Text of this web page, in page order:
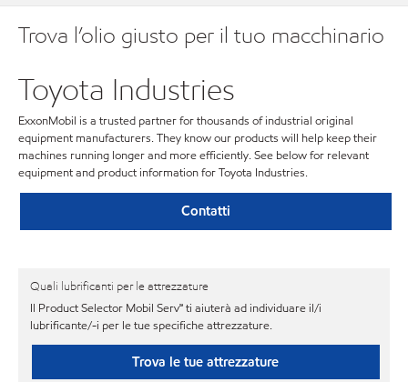
Trova l’olio giusto per il tuo macchinario
Toyota Industries
ExxonMobil is a trusted partner for thousands of industrial original
equipment manufacturers. They know our products will help keep their
machines running longer and more efficiently. See below for relevant
equipment and product information for Toyota Industries.
Contatti
Quali lubrificanti per le attrezzature
Il Product Selector Mobil Serv℠ ti aiuterà ad individuare il/i
lubrificante/-i per le tue specifiche attrezzature.
Trova le tue attrezzature